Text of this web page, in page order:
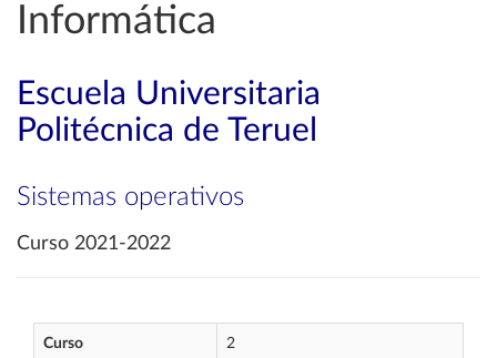
Informática
Escuela Universitaria
Politécnica de Teruel
Sistemas operativos
Curso 2021-2022
Curso 2